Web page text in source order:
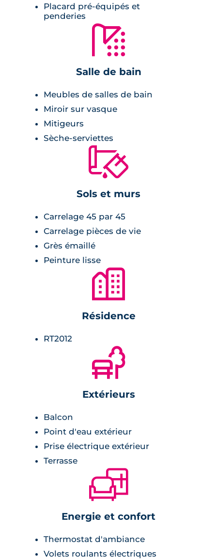
disposerez d’un accès à un parking en sous-
sol. La cuisine semi-équipée s’intègre dans
l’espace de vie pour profiter un maximum de
Placard pré-équipés et
penderies
🚿
Salle de bain
Meubles de salles de bain
Miroir sur vasque
Mitigeurs
Sèche-serviettes
🔨
Sols et murs
Carrelage 45 par 45
Carrelage pièces de vie
Grès émaillé
Peinture lisse
🏙
Résidence
RT2012
🌲
Extérieurs
Balcon
Point d'eau extérieur
Prise électrique extérieur
Terrasse
🛋
Energie et confort
Thermostat d'ambiance
Volets roulants électriques